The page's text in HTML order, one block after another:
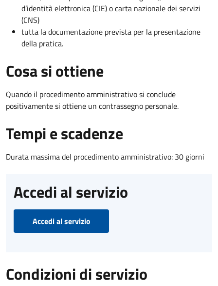
d’identità elettronica (CIE) o carta nazionale dei servizi
(CNS)
tutta la documentazione prevista per la presentazione
della pratica.
Cosa si ottiene
Quando il procedimento amministrativo si conclude
positivamente si ottiene un contrassegno personale.
Tempi e scadenze
Durata massima del procedimento amministrativo: 30 giorni
Accedi al servizio
Accedi al servizio
Condizioni di servizio